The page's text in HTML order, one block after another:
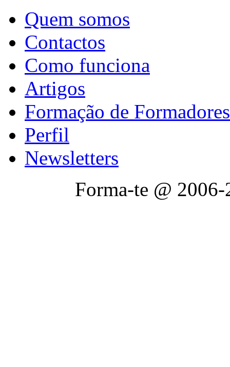
Quem somos
Contactos
Como funciona
Artigos
Formação de Formadores
Perfil
Newsletters
Forma-te @